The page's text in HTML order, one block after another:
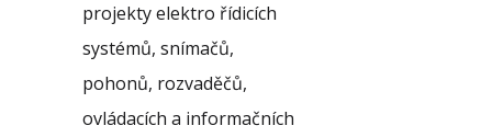
projekty elektro řídicích
systémů, snímačů,
pohonů, rozvaděčů,
ovládacích a informačních